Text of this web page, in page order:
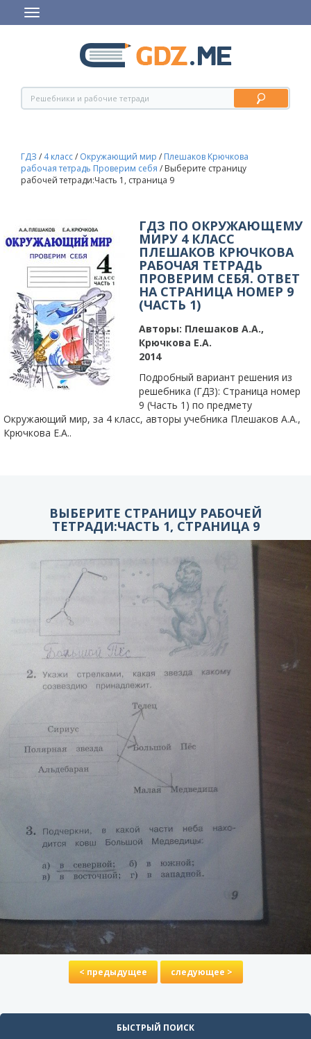
ГДЗ / 4 класс/ Окружающий мир / Плешаков Крючкова
рабочая тетрадь Проверим себя / Выберите страницу
рабочей тетради:Часть 1, страница 9
ГДЗ ПО ОКРУЖАЮЩЕМУ
МИРУ 4 КЛАСС
ПЛЕШАКОВ КРЮЧКОВА
РАБОЧАЯ ТЕТРАДЬ
ПРОВЕРИМ СЕБЯ. ОТВЕТ
НА СТРАНИЦА НОМЕР 9
(ЧАСТЬ 1)
Авторы: Плешаков А.А.,
Крючкова Е.А.
2014
Подробный вариант решения из
решебника (ГДЗ): Страница номер
9 (Часть 1) по предмету
Окружающий мир, за 4 класс, авторы учебника Плешаков А.А.,
Крючкова Е.А..
ВЫБЕРИТЕ СТРАНИЦУ РАБОЧЕЙ
ТЕТРАДИ:ЧАСТЬ 1, СТРАНИЦА 9
< предыдущее следующее >
БЫСТРЫЙ ПОИСК